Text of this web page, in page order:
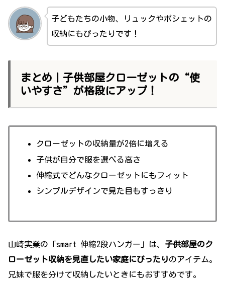
子どもたちの小物、リュックやポシェットの
収納にもぴったりです！
まとめ｜子供部屋クローゼットの“使
いやすさ”が格段にアップ！
クローゼットの収納量が2倍に増える
子供が自分で服を選べる高さ
伸縮式でどんなクローゼットにもフィット
シンプルデザインで見た目もすっきり
山崎実業の「smart 伸縮2段ハンガー」は、 子供部屋のク
ローゼット収納を見直したい家庭にぴったりのアイテム。
兄妹で服を分けて収納したいときにもおすすめです。